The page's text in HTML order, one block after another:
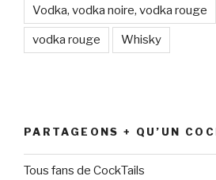
Vodka, vodka noire, vodka rouge
vodka rouge Whisky
PARTAGEONS + QU’UN
Tous fans de CockTails